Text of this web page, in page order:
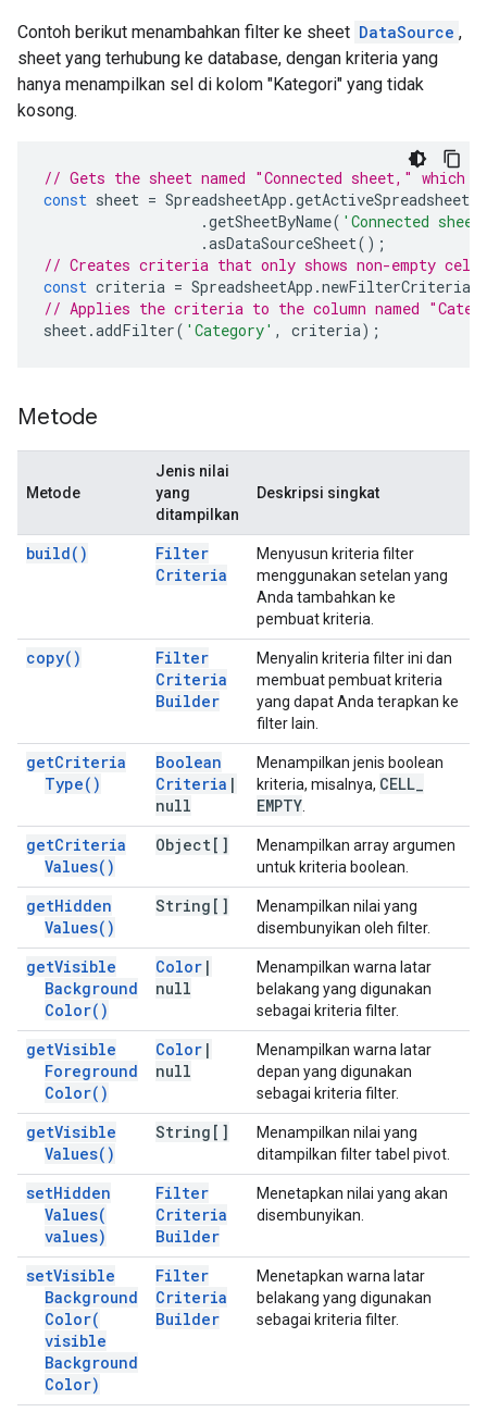
Contoh berikut menambahkan filter ke sheet DataSource ,
sheet yang terhubung ke database, dengan kriteria yang
hanya menampilkan sel di kolom "Kategori" yang tidak
kosong.
// Gets the sheet named "Connected sheet," which
const sheet = SpreadsheetApp .getActiveSpreadsheet
.getSheetByName( 'Connected
.asDataSourceSheet();
// Creates criteria that only shows non-empty
const criteria = SpreadsheetApp .newFilterCriteria
// Applies the criteria to the column named
sheet.addFilter( 'Category' , criteria);
Metode
Metode
Jenis nilai
yang
ditampilkan
Deskripsi singkat
build( )
Filter
Criteria
Menyusun kriteria filter
menggunakan setelan yang
Anda tambahkan ke
pembuat kriteria.
copy( )
Filter
Criteria
Builder
Menyalin kriteria filter ini dan
membuat pembuat kriteria
yang dapat Anda terapkan ke
filter lain.
getCriteria
Type( )
Boolean
Criteria |
null
Menampilkan jenis boolean
kriteria, misalnya, CELL
EMPTY
getCriteria
Values( )
Object[]
Menampilkan array argumen
untuk kriteria boolean.
getHidden
Values( )
String[]
Menampilkan nilai yang
disembunyikan oleh filter.
getVisible
Background
Color( )
Color |
null
Menampilkan warna latar
belakang yang digunakan
sebagai kriteria filter.
getVisible
Foreground
Color( )
Color |
null
Menampilkan warna latar
depan yang digunakan
sebagai kriteria filter.
getVisible
Values( )
String[]
Menampilkan nilai yang
ditampilkan filter tabel pivot.
setHidden
Values(
values)
Filter
Criteria
Builder
Menetapkan nilai yang akan
disembunyikan.
setVisible
Background
Color(
visible
Background
Color)
Filter
Criteria
Builder
Menetapkan warna latar
belakang yang digunakan
sebagai kriteria filter.